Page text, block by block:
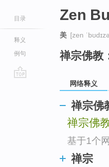
目录
释义
例句
Zen
美 [zen
禅宗佛教
网络释义
禅宗佛
禅宗佛
基于1个
禅宗